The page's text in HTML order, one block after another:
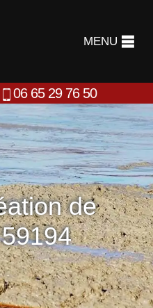
MENU
06 65 29 76 50
de